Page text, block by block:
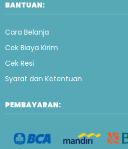
BANTUAN:
Cara Belanja
Cek Biaya Kirim
Cek Resi
Syarat dan Ketentuan
PEMBAYARAN: